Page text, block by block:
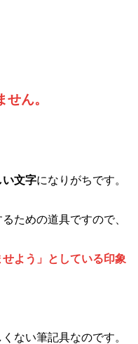
ん。
い文字になりがちです。
ための道具ですので、
せよう」としている印象
ない筆記具なのです。